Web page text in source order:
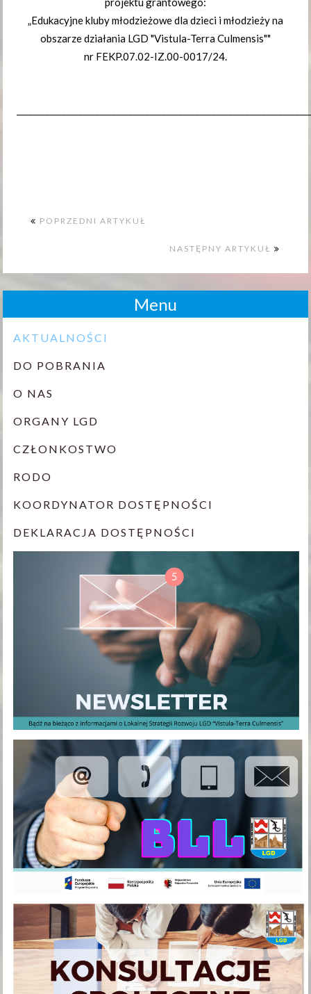
„Edukacyjne kluby młodzieżowe dla dzieci i młodzieży na
obszarze działania LGD "Vistula-Terra Culmensis""
nr FEKP.07.02-IZ.00-0017/24.
POPRZEDNI ARTYKUŁ
NASTĘPNY ARTYKUŁ
Menu
AKTUALNOŚCI
DO POBRANIA
O NAS
ORGANY LGD
CZŁONKOSTWO
RODO
KOORDYNATOR DOSTĘPNOŚCI
DEKLARACJA DOSTĘPNOŚCI